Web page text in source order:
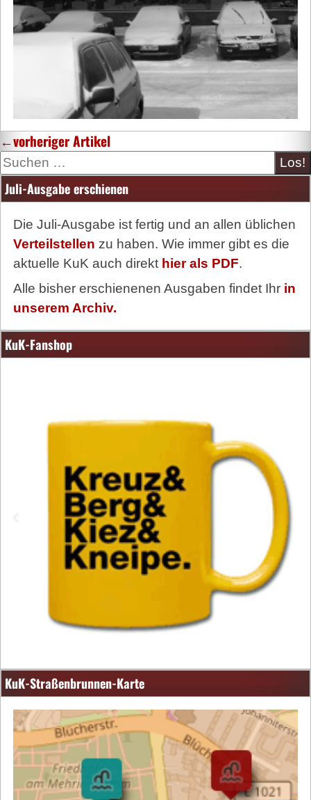
←vorheriger Artikel
Suche
Juli-Ausgabe erschienen
Die Juli-Ausgabe ist fertig und an allen üblichen
Verteilstellen zu haben. Wie immer gibt es die
aktuelle KuK auch direkt hier als PDF.
Alle bisher erschienenen Ausgaben findet Ihr in
unserem Archiv.
KuK-Fanshop
KuK-Straßenbrunnen-Karte